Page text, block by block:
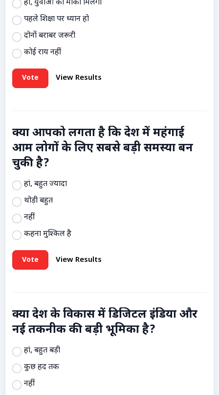
हां, युवाओं को मौका मिलेगा
पहले शिक्षा पर ध्यान हो
दोनों बराबर जरूरी
कोई राय नहीं
Vote View Results
क्या आपको लगता है कि देश में महंगाई
आम लोगों के लिए सबसे बड़ी समस्या बन
चुकी है?
हां, बहुत ज्यादा
थोड़ी बहुत
नहीं
कहना मुश्किल है
Vote View Results
क्या देश के विकास में डिजिटल इंडिया और
नई तकनीक की बड़ी भूमिका है?
हां, बहुत बड़ी
कुछ हद तक
नहीं